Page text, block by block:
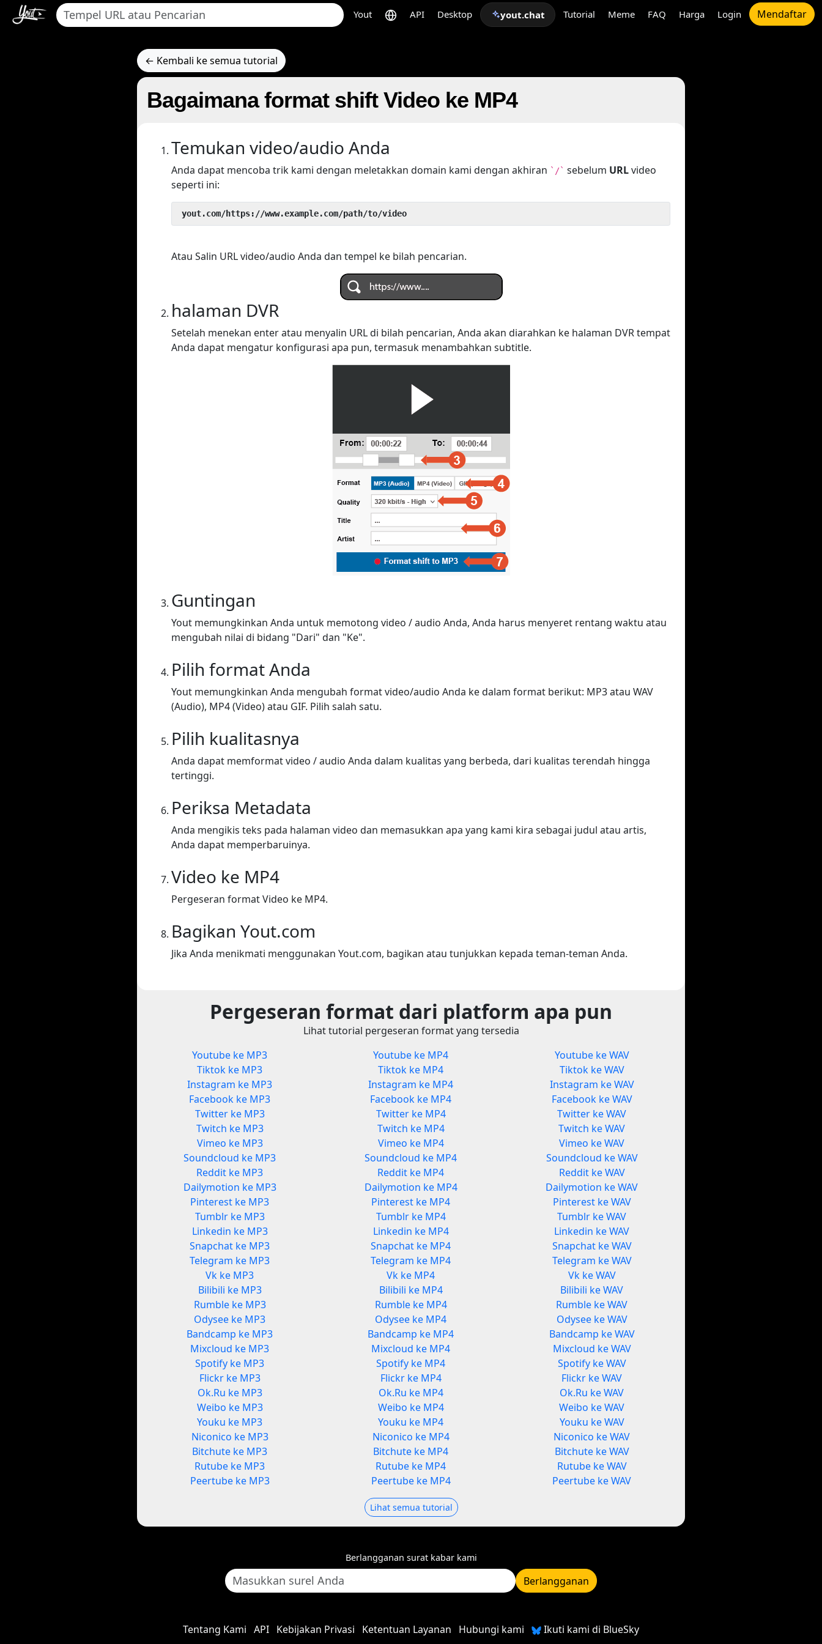
Yout API Desktop yout.chat Tutorial Meme FAQ Harga Login Mendaftar
← Kembali ke semua tutorial
Bagaimana format shift Video ke MP4
Temukan video/audio Anda
Anda dapat mencoba trik kami dengan meletakkan domain kami dengan akhiran `/` sebelum URLvideo
seperti ini:
yout.com/https://www.example.com/path/to/video
Atau Salin URL video/audio Anda dan tempel ke bilah pencarian.
halaman DVR
Setelah menekan enter atau menyalin URL di bilah pencarian, Anda akan diarahkan ke halaman DVR tempat
Anda dapat mengatur konfigurasi apa pun, termasuk menambahkan subtitle.
Guntingan
Yout memungkinkan Anda untuk memotong video / audio Anda, Anda harus menyeret rentang waktu atau
mengubah nilai di bidang "Dari" dan "Ke".
Pilih format Anda
Yout memungkinkan Anda mengubah format video/audio Anda ke dalam format berikut: MP3 atau WAV
(Audio), MP4 (Video) atau GIF. Pilih salah satu.
Pilih kualitasnya
Anda dapat memformat video / audio Anda dalam kualitas yang berbeda, dari kualitas terendah hingga
tertinggi.
Periksa Metadata
Anda mengikis teks pada halaman video dan memasukkan apa yang kami kira sebagai judul atau artis,
Anda dapat memperbaruinya.
Video ke MP4
Pergeseran format Video ke MP4.
Bagikan Yout.com
Jika Anda menikmati menggunakan Yout.com, bagikan atau tunjukkan kepada teman-teman Anda.
Pergeseran format dari platform apa pun
Lihat tutorial pergeseran format yang tersedia
Youtube ke MP3
Tiktok ke MP3
Instagram ke MP3
Facebook ke MP3
Twitter ke MP3
Twitch ke MP3
Vimeo ke MP3
Soundcloud ke MP3
Reddit ke MP3
Dailymotion ke MP3
Pinterest ke MP3
Tumblr ke MP3
Linkedin ke MP3
Snapchat ke MP3
Telegram ke MP3
Vk ke MP3
Bilibili ke MP3
Rumble ke MP3
Odysee ke MP3
Bandcamp ke MP3
Mixcloud ke MP3
Spotify ke MP3
Flickr ke MP3
Ok.Ru ke MP3
Weibo ke MP3
Youku ke MP3
Niconico ke MP3
Bitchute ke MP3
Rutube ke MP3
Peertube ke MP3
Youtube ke MP4
Tiktok ke MP4
Instagram ke MP4
Facebook ke MP4
Twitter ke MP4
Twitch ke MP4
Vimeo ke MP4
Soundcloud ke MP4
Reddit ke MP4
Dailymotion ke MP4
Pinterest ke MP4
Tumblr ke MP4
Linkedin ke MP4
Snapchat ke MP4
Telegram ke MP4
Vk ke MP4
Bilibili ke MP4
Rumble ke MP4
Odysee ke MP4
Bandcamp ke MP4
Mixcloud ke MP4
Spotify ke MP4
Flickr ke MP4
Ok.Ru ke MP4
Weibo ke MP4
Youku ke MP4
Niconico ke MP4
Bitchute ke MP4
Rutube ke MP4
Peertube ke MP4
Youtube ke WAV
Tiktok ke WAV
Instagram ke WAV
Facebook ke WAV
Twitter ke WAV
Twitch ke WAV
Vimeo ke WAV
Soundcloud ke WAV
Reddit ke WAV
Dailymotion ke WAV
Pinterest ke WAV
Tumblr ke WAV
Linkedin ke WAV
Snapchat ke WAV
Telegram ke WAV
Vk ke WAV
Bilibili ke WAV
Rumble ke WAV
Odysee ke WAV
Bandcamp ke WAV
Mixcloud ke WAV
Spotify ke WAV
Flickr ke WAV
Ok.Ru ke WAV
Weibo ke WAV
Youku ke WAV
Niconico ke WAV
Bitchute ke WAV
Rutube ke WAV
Peertube ke WAV
Lihat semua tutorial
Berlangganan surat kabar kami
Berlangganan
Tentang Kami API Kebijakan Privasi Ketentuan Layanan Hubungi kami Ikuti kami di BlueSky